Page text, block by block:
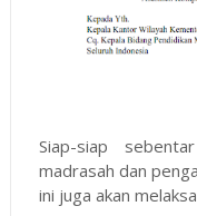
Siap-siap
madrasah dan
ini juga akan